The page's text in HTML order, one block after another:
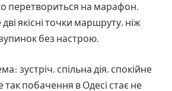
перетвориться на марафон.
якісні точки маршруту, ніж
без настрою.
зустріч, спільна дія, спокійне
побачення в Одесі стає не